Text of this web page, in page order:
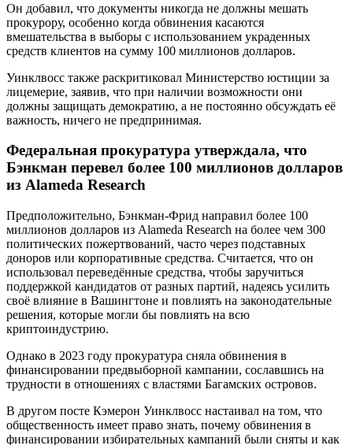
Он добавил, что документы никогда не должны мешать
прокурору, особенно когда обвинения касаются
вмешательства в выборы с использованием украденных
средств клиентов на сумму 100 миллионов долларов.
Уинклвосс также раскритиковал Министерство юстиции за
лицемерие, заявив, что при наличии возможности они
должны защищать демократию, а не постоянно обсуждать её
важность, ничего не предпринимая.
Федеральная прокуратура утверждала, что
Бэнкман перевел более 100 миллионов долларов
из Alameda Research
Предположительно, Бэнкман-Фрид направил более 100
миллионов долларов из Alameda Research на более чем 300
политических пожертвований, часто через подставных
доноров или корпоративные средства. Считается, что он
использовал переведённые средства, чтобы заручиться
поддержкой кандидатов от разных партий, надеясь усилить
своё влияние в Вашингтоне и повлиять на законодательные
решения, которые могли бы повлиять на всю
криптоиндустрию.
Однако в 2023 году прокуратура сняла обвинения в
финансировании предвыборной кампании, сославшись на
трудности в отношениях с властями Багамских островов.
В другом посте Кэмерон Уинклвосс настаивал на том, что
общественность имеет право знать, почему обвинения в
финансировании избирательных кампаний были сняты и как